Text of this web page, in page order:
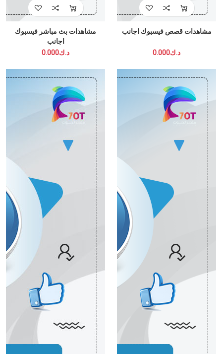
مشاهدات قصص فيسبوك اجانب
د.ك0.000
مشاهدات بث مباشر فيسبوك
اجانب
د.ك0.000